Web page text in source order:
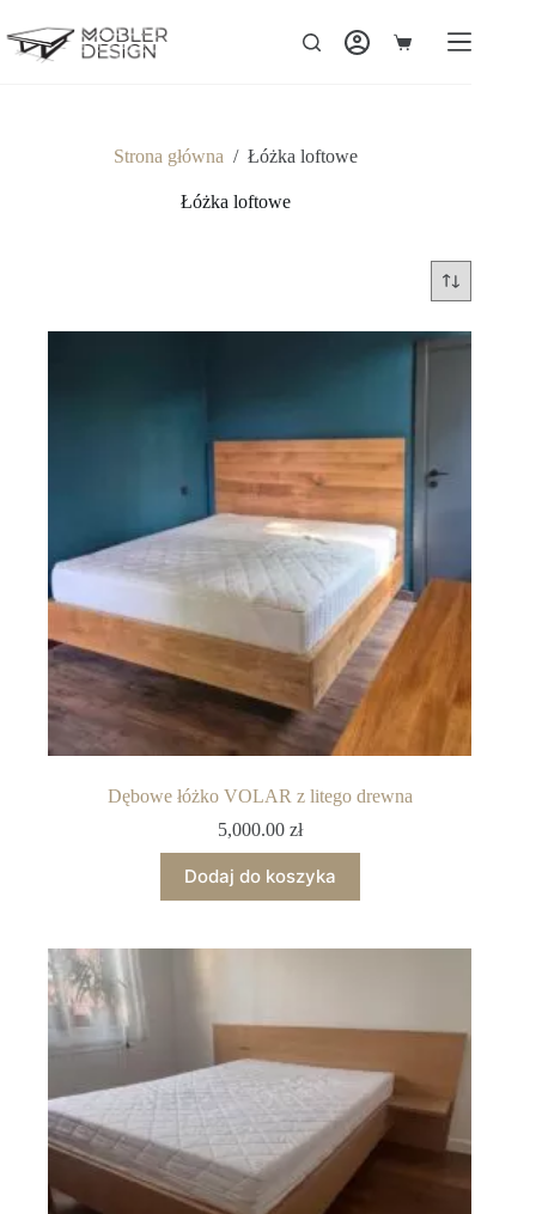
Strona główna / Łóżka loftowe
Łóżka loftowe
Dębowe łóżko VOLAR z litego drewna
5,000.00 zł
Dodaj do koszyka